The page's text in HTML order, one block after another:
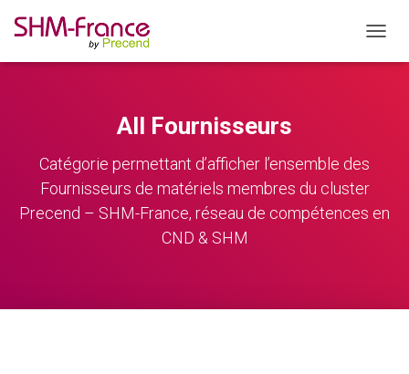
All Fournisseurs
Catégorie permettant d’afficher l’ensemble des
Fournisseurs de matériels membres du cluster
Precend – SHM-France, réseau de compétences en
CND & SHM